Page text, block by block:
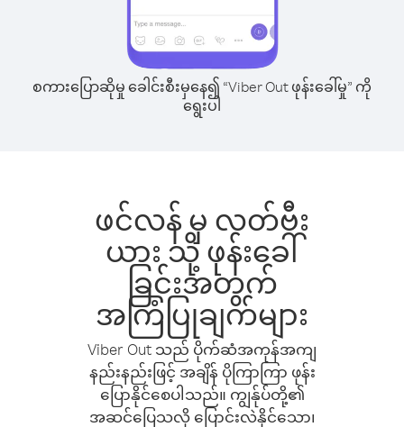
စကားပြောဆိုမှု ခေါင်းစီးမှနေ၍ “Viber Out ဖုန်းခေါ်မှု” ကို
ရွေးပါ
ဖင်လန် မှ လတ်ဗီး
ယား သို့ ဖုန်းခေါ်
ခြင်းအတွက်
အကြံပြုချက်များ
Viber Out သည် ပိုက်ဆံအကုန်အကျ
နည်းနည်းဖြင့် အချိန် ပိုကြာကြာ ဖုန်း
ပြောနိုင်စေပါသည်။ ကျွန်ုပ်တို့၏
အဆင်ပြေသလို ပြောင်းလဲနိုင်သော၊